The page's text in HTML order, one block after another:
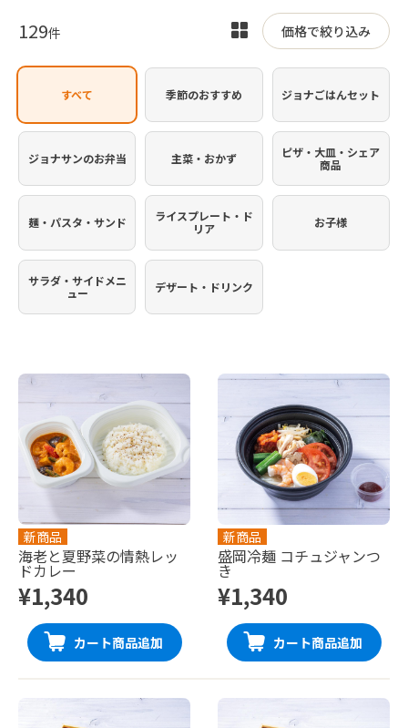
129件
表
を
り
価格で絞り込み
すべて 季節のおすすめ ジョナごはんセット
ジョナサンのお弁当 主菜・おかず
ピザ・大皿・シェア
商品
麺・パスタ・サンド
ライスプレート・ド
リア
お子様
サラダ・サイドメニ
ュー
デザート・ドリンク
新商品
海老と夏野菜の情熱レッ
ドカレー
¥1,340
カート商品追加
新商品
盛岡冷麺 コチュジャンつ
き
¥1,340
カート商品追加